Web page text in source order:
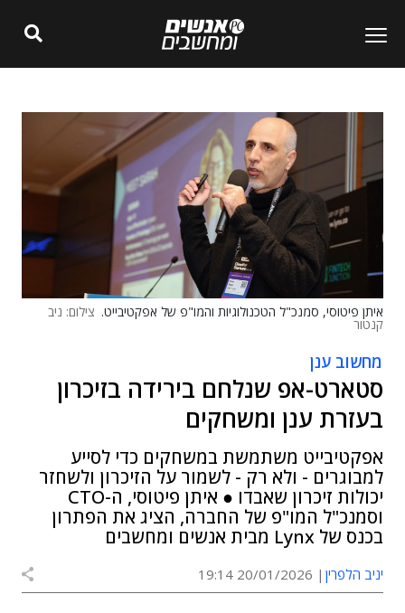
איתן פיטוסי, סמנכ"ל הטכנולוגיות והמו"פ של אפקטיבייט. צילום: ניב
קנטור
מחשוב ענן
סטארט-אפ שנלחם בירידה בזיכרון
בעזרת ענן ומשחקים
אפקטיבייט משתמשת במשחקים כדי לסייע
למבוגרים - ולא רק - לשמור על הזיכרון ולשחזר
יכולות זיכרון שאבדו ● איתן פיטוסי, ה-CTO
וסמנכ"ל המו"פ של החברה, הציג את הפתרון
בכנס של Lynx מבית אנשים ומחשבים
יניב הלפרין 20/01/2026 19:14